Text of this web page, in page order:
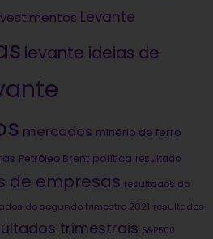
Levante
levante ideias de
mercados minério de ferro
Petróleo Brent política resultado
de empresas resultados do
do segundo trimestre 2021 resultados
trimestrais S&P500